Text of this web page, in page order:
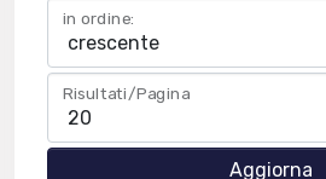
in ordine:
Risultati/Pagina